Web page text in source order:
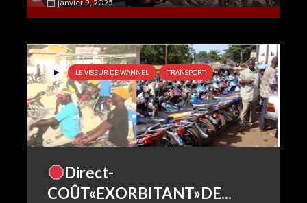
janvier 9, 2025
LE VISEUR DE WANNEL TRANSPORT
Direct-
COÛT«EXORBITANT»DE...